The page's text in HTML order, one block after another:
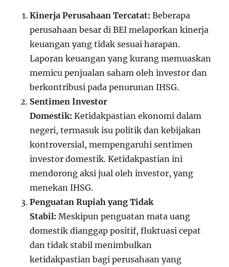
Kinerja Perusahaan Tercatat: Beberapa
perusahaan besar di BEI melaporkan kinerja
keuangan yang tidak sesuai harapan.
Laporan keuangan yang kurang memuaskan
memicu penjualan saham oleh investor dan
berkontribusi pada penurunan IHSG.
Sentimen Investor
Domestik: Ketidakpastian ekonomi dalam
negeri, termasuk isu politik dan kebijakan
kontroversial, mempengaruhi sentimen
investor domestik. Ketidakpastian ini
mendorong aksi jual oleh investor, yang
menekan IHSG.
Penguatan Rupiah yang Tidak
Stabil: Meskipun penguatan mata uang
domestik dianggap positif, fluktuasi cepat
dan tidak stabil menimbulkan
ketidakpastian bagi perusahaan yang